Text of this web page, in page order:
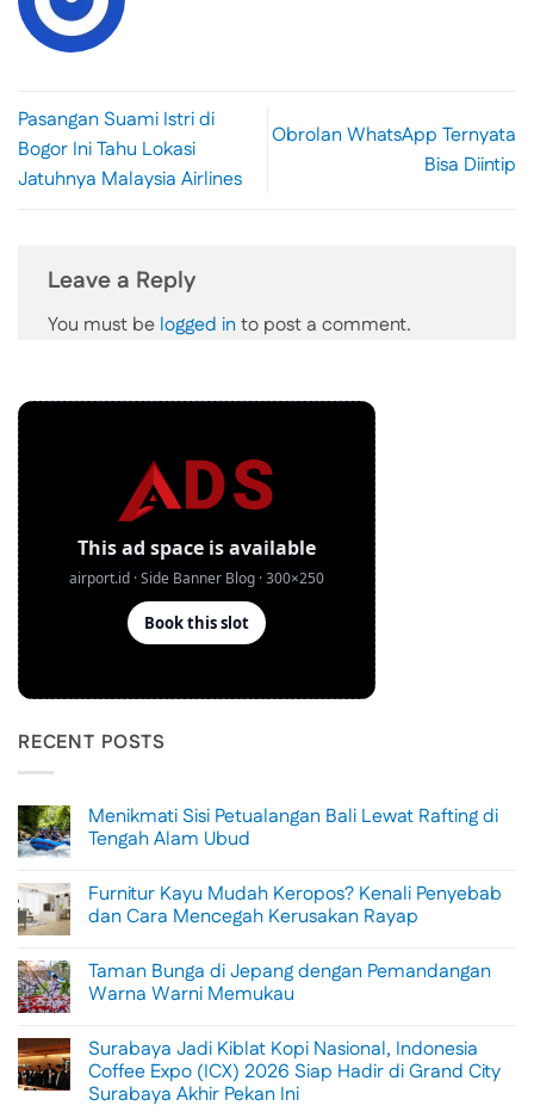
Pasangan Suami Istri di
Bogor Ini Tahu Lokasi
Jatuhnya Malaysia Airlines
Obrolan WhatsApp Ternyata
Bisa Diintip
Leave a Reply
You must be logged in to post a comment.
RECENT POSTS
Menikmati Sisi Petualangan Bali Lewat Rafting di
Tengah Alam Ubud
on
Menikmati
Sisi
Lewat
Rafting
di
Ubud
Furnitur Kayu Mudah Keropos? Kenali Penyebab
dan Cara Mencegah Kerusakan Rayap
on
Furnitur
Kayu
Kenali
Penyebab
dan
Cara
Taman Bunga di Jepang dengan Pemandangan
Warna Warni Memukau
on
Taman
Bunga
di
Surabaya Jadi Kiblat Kopi Nasional, Indonesia
Coffee Expo (ICX) 2026 Siap Hadir di Grand City
Surabaya Akhir Pekan Ini